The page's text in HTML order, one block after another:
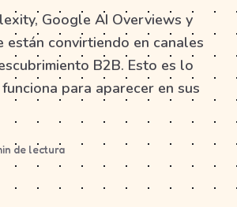
Google AI Overviews y
están convirtiendo en canales
B2B. Esto es lo
para aparecer en sus
de lectura